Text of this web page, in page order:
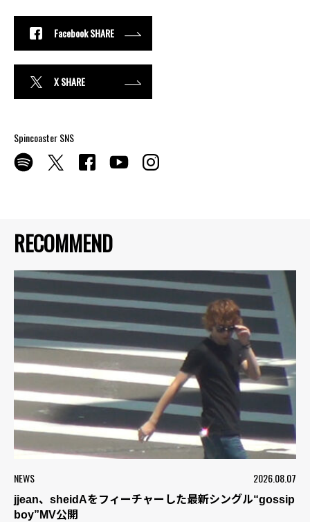
RECOMMEND
NEWS 2026.08.07
jjean、sheidAをフィーチャーした最新シングル“gossip
boy”MV公開
Facebook SHARE
X SHARE
Spincoaster SNS